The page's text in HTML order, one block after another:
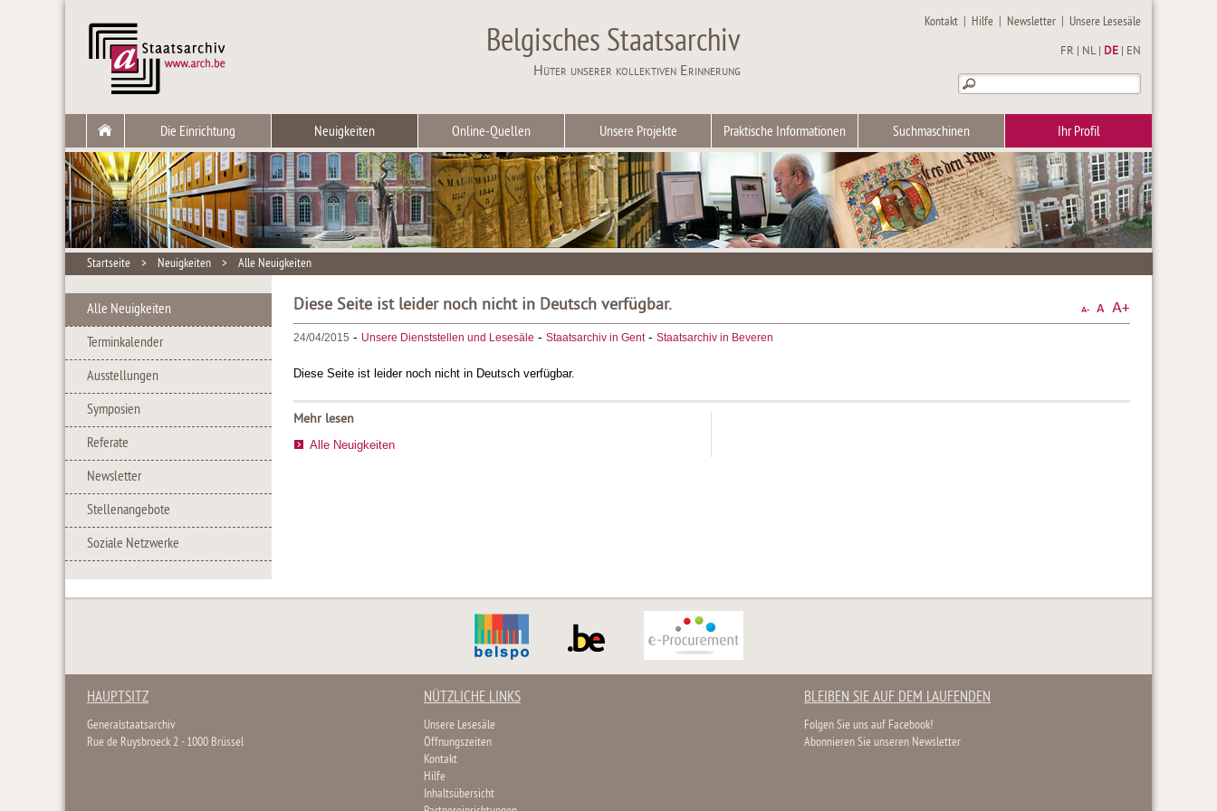
Belgisches Staatsarchiv
Hüter unserer kollektiven Erinnerung
Kontakt | Hilfe | Newsletter | Unsere Lesesäle
FR NL| DE EN
Die Einrichtung Neuigkeiten Online-Quellen Unsere Projekte Praktische Informationen Suchmaschinen Ihr Profil
Startseite > Neuigkeiten > Alle Neuigkeiten
Alle Neuigkeiten
Terminkalender
Ausstellungen
Symposien
Referate
Newsletter
Stellenangebote
Soziale Netzwerke
Diese Seite ist leider noch nicht in Deutsch verfügbar.
24/04/2015 - Unsere Dienststellen und Lesesäle - Staatsarchiv in Gent- Staatsarchiv in Beveren
Diese Seite ist leider noch nicht in Deutsch verfügbar.
Mehr lesen
Alle Neuigkeiten
HAUPTSITZ
Generalstaatsarchiv
Rue de Ruysbroeck 2 - 1000 Brüssel
NÜTZLICHE LINKS
Unsere Lesesäle
Öffnungszeiten
Kontakt
Hilfe
Inhaltsübersicht
BLEIBEN SIE AUF DEM LAUFENDEN
Folgen Sie uns auf Facebook!
Abonnieren Sie unseren Newsletter